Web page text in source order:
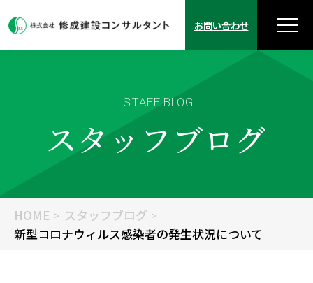
お問い合わせ
STAFF BLOG
スタッフブログ
HOME
スタッフブログ
新型コロナウィルス感染者の発生状況について